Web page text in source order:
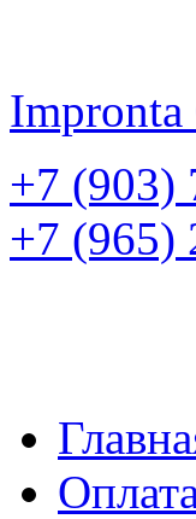
Impronta
+7 (903)
+7 (965)